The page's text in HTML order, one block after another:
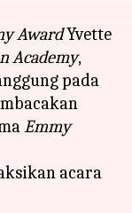
AwardYvette
Academy,
pada
Emmy
acara